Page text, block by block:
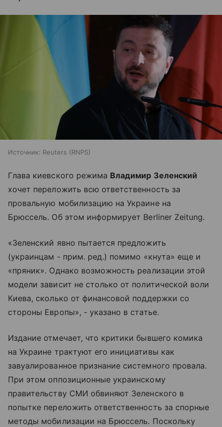
Источник: Reuters (RNPS)
Глава киевского режима Владимир Зеленский
хочет переложить всю ответственность за
провальную мобилизацию на Украине на
Брюссель. Об этом информирует Berliner Zeitung.
«Зеленский явно пытается предложить
(украинцам - прим. ред.) помимо «кнута» еще и
«пряник». Однако возможность реализации этой
модели зависит не столько от политической воли
Киева, сколько от финансовой поддержки со
стороны Европы», - указано в статье.
Издание отмечает, что критики бывшего комика
на Украине трактуют его инициативы как
завуалированное признание системного провала.
При этом оппозиционные украинскому
правительству СМИ обвиняют Зеленского в
попытке переложить ответственность за спорные
методы мобилизации на Брюссель. Поскольку